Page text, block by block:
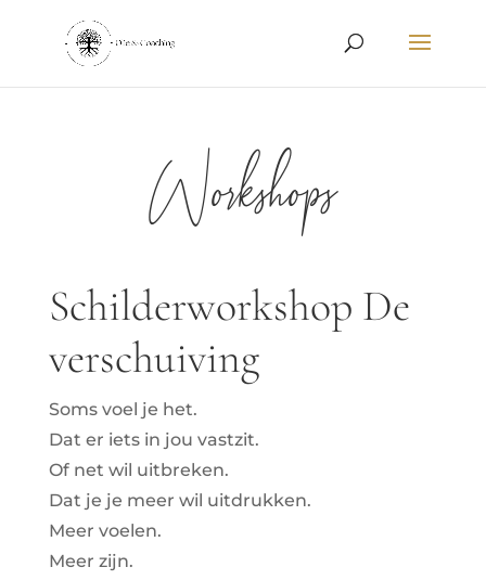
Workshops
Schilderworkshop De
verschuiving
Soms voel je het.
Dat er iets in jou vastzit.
Of net wil uitbreken.
Dat je je meer wil uitdrukken.
Meer voelen.
Meer zijn.